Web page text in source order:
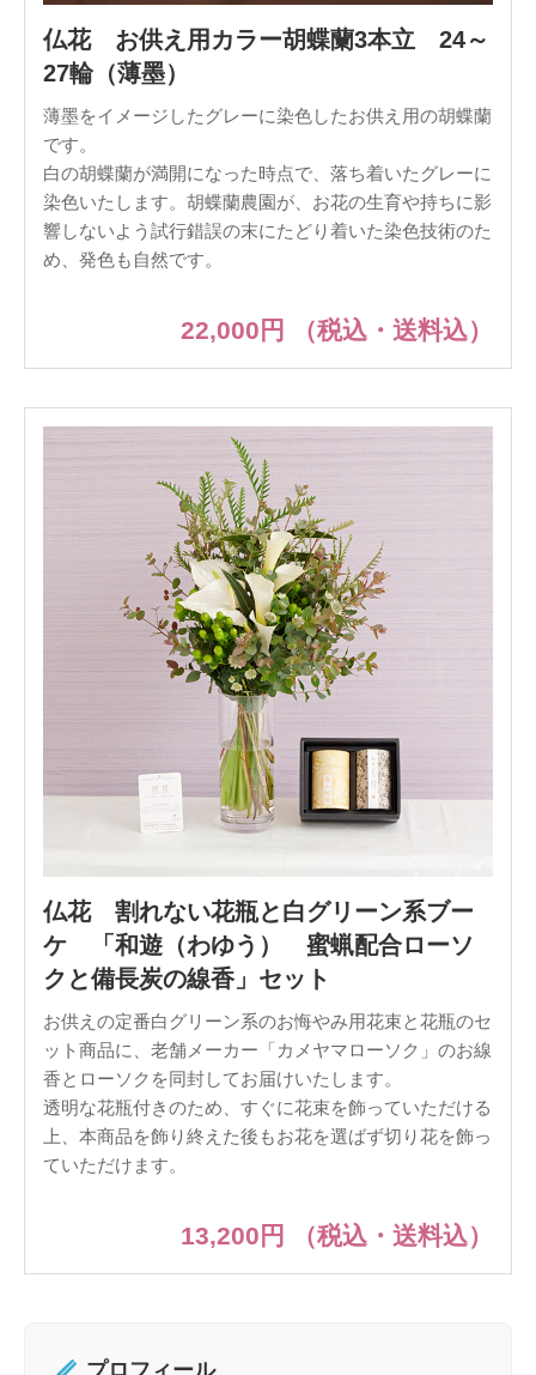
仏花 お供え用カラー胡蝶蘭3本立 24～
27輪（薄墨）
薄墨をイメージしたグレーに染色したお供え用の胡蝶蘭
です。
白の胡蝶蘭が満開になった時点で、落ち着いたグレーに
染色いたします。胡蝶蘭農園が、お花の生育や持ちに影
響しないよう試行錯誤の末にたどり着いた染色技術のた
め、発色も自然です。
22,000円 （税込・送料込）
仏花 割れない花瓶と白グリーン系ブー
ケ 「和遊（わゆう） 蜜蝋配合ローソ
クと備長炭の線香」セット
お供えの定番白グリーン系のお悔やみ用花束と花瓶のセ
ット商品に、老舗メーカー「カメヤマローソク」のお線
香とローソクを同封してお届けいたします。
透明な花瓶付きのため、すぐに花束を飾っていただける
上、本商品を飾り終えた後もお花を選ばず切り花を飾っ
ていただけます。
13,200円 （税込・送料込）
プロフィール